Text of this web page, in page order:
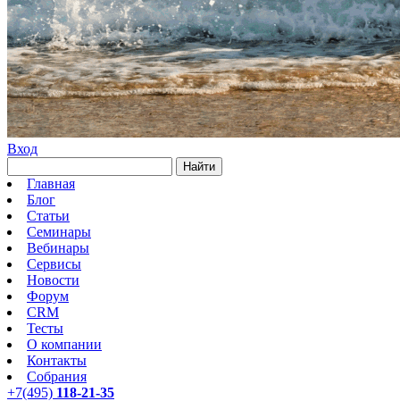
Вход
Найти
Главная
Блог
Статьи
Семинары
Вебинары
Сервисы
Новости
Форум
CRM
Тесты
О компании
Контакты
Собрания
+7(495) 118-21-35